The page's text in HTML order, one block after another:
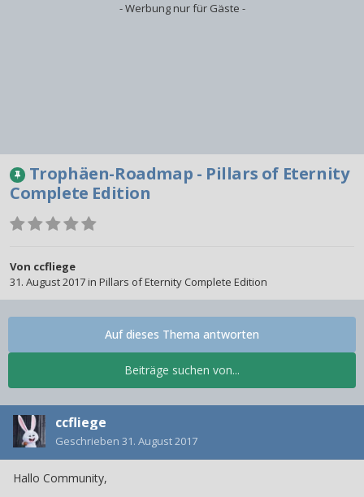
- Werbung nur für Gäste -
Trophäen-Roadmap - Pillars of Eternity
Complete Edition
Von ccfliege
31. August 2017in Pillars of Eternity Complete Edition
Beiträge suchen von...
Auf dieses Thema antworten
ccfliege
Geschrieben 31. August 2017
Hallo Community,